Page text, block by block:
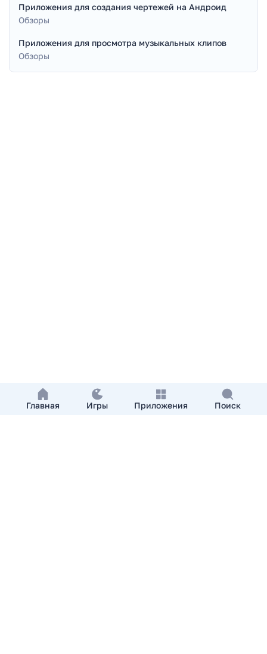
Главная Игры Приложения Поиск
Приложения для создания чертежей на Андроид
Обзоры
Приложения для просмотра музыкальных клипов
Обзоры